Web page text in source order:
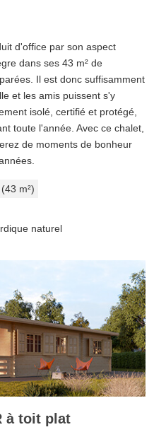
d'office par son aspect
dans ses 43 m² de
Il est donc suffisamment
et les amis puissent s'y
isolé, certifié et protégé,
toute l'année. Avec ce chalet,
de moments de bonheur
m²)
naturel
à toit plat